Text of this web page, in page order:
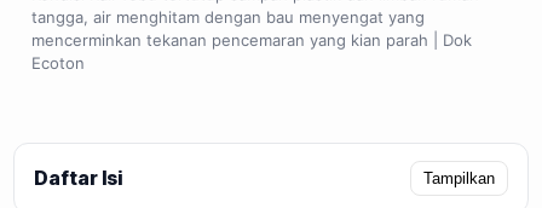
tangga, air menghitam dengan bau menyengat yang
mencerminkan tekanan pencemaran yang kian parah | Dok
Ecoton
Daftar Isi Tampilkan